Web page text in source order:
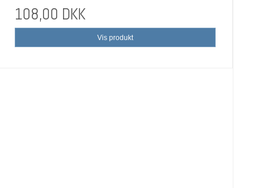
108,00 DKK
Vis produkt